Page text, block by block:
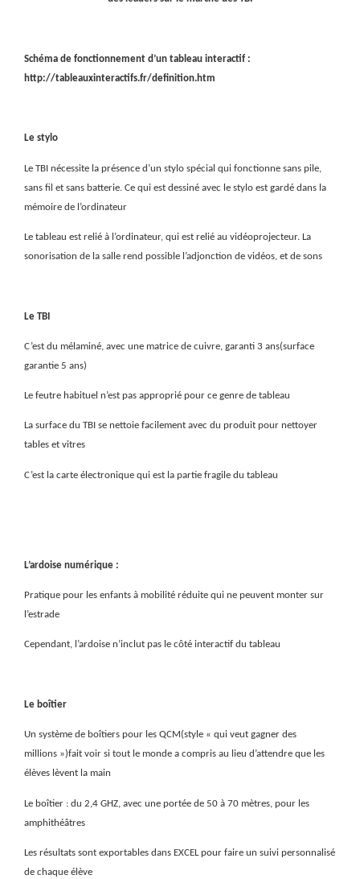
Schéma de fonctionnement d’un tableau interactif :
http://tableauxinteractifs.fr/definition.htm
Le stylo
Le TBI nécessite la présence d’un stylo spécial qui fonctionne sans pile,
sans fil et sans batterie. Ce qui est dessiné avec le stylo est gardé dans la
mémoire de l’ordinateur
Le tableau est relié à l’ordinateur, qui est relié au vidéoprojecteur. La
sonorisation de la salle rend possible l’adjonction de vidéos, et de sons
Le TBI
C’est du mélaminé, avec une matrice de cuivre, garanti 3 ans(surface
garantie 5 ans)
Le feutre habituel n’est pas approprié pour ce genre de tableau
La surface du TBI se nettoie facilement avec du produit pour nettoyer
tables et vitres
C’est la carte électronique qui est la partie fragile du tableau
L’ardoise numérique :
Pratique pour les enfants à mobilité réduite qui ne peuvent monter sur
l’estrade
Cependant, l’ardoise n’inclut pas le côté interactif du tableau
Le boîtier
Un système de boîtiers pour les QCM(style « qui veut gagner des
millions »)fait voir si tout le monde a compris au lieu d’attendre que les
élèves lèvent la main
Le boîtier : du 2,4 GHZ, avec une portée de 50 à 70 mètres, pour les
amphithéâtres
Les résultats sont exportables dans EXCEL pour faire un suivi personnalisé
de chaque élève